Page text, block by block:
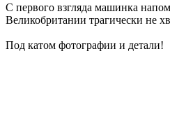
С первого взгляда машинка
Великобритании трагически не
Под катом фотографии и детали!